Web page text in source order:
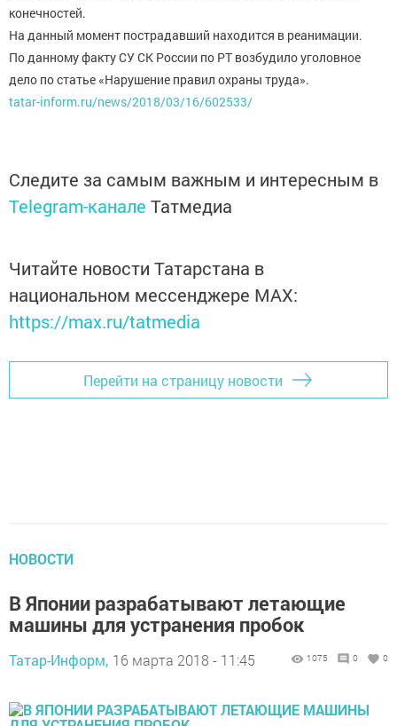
конечностей.
На данный момент пострадавший находится в реанимации.
По данному факту СУ СК России по РТ возбудило уголовное
дело по статье «Нарушение правил охраны труда».
tatar-inform.ru/news/2018/03/16/602533/
Следите за самым важным и интересным в
Telegram-канале Татмедиа
Читайте новости Татарстана в
национальном мессенджере MАХ:
https://max.ru/tatmedia
Перейти на страницу новости
НОВОСТИ
В Японии разрабатывают летающие
машины для устранения пробок
Татар-Информ, 16 марта 2018 - 11:45 1075 0 0